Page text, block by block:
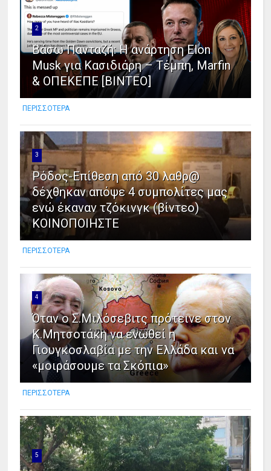
2
Βάσω Πανταζή: Η ανάρτηση Elon
Musk για Κασιδιάρη – Τέμπη, Marfin
& ΟΠΕΚΕΠΕ [ΒΙΝΤΕΟ]
ΠΕΡΙΣΣΟΤΕΡΑ
3
Ρόδος-Επίθεση από 30 λαθρ@
δέχθηκαν απόψε 4 συμπολίτες μας
ενώ έκαναν τζόκινγκ (βίντεο)
ΚΟΙΝΟΠΟΙΗΣΤΕ
ΠΕΡΙΣΣΟΤΕΡΑ
4
Όταν ο Σ.Μιλόσεβιτς πρότεινε στον
Κ.Μητσοτάκη να ενωθεί η
Γιουγκοσλαβία με την Ελλάδα και να
«μοιράσουμε τα Σκόπια»
ΠΕΡΙΣΣΟΤΕΡΑ
5